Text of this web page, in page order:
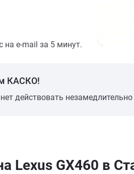
на e-mail за 5 минут.
КАСКО!
действовать незамедлительно
GX460 в